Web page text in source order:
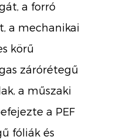
a forró
a mechanikai
körű
zárórétegű
a műszaki
a PEF
fóliák és